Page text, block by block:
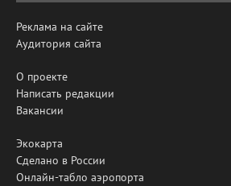
Реклама на сайте
Аудитория сайта
О проекте
Написать редакции
Вакансии
Экокарта
Сделано в России
Онлайн-табло аэропорта